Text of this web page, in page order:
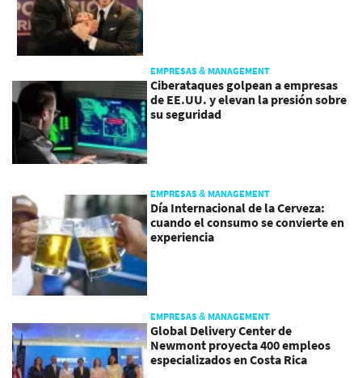
EMPRESAS & MANAGEMENT
Ciberataques golpean a empresas
de EE.UU. y elevan la presión sobre
su seguridad
EMPRESAS & MANAGEMENT
Día Internacional de la Cerveza:
cuando el consumo se convierte en
experiencia
EMPRESAS & MANAGEMENT
Global Delivery Center de
Newmont proyecta 400 empleos
especializados en Costa Rica